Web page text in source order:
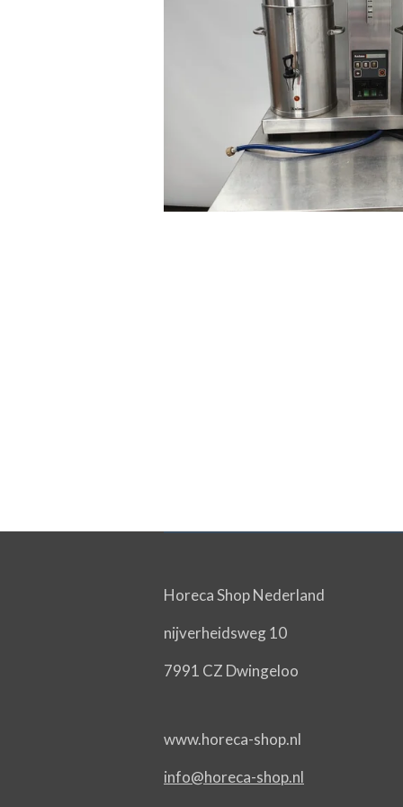
Horeca Shop Nederland
nijverheidsweg 10
7991 CZ Dwingeloo
www.horeca-shop.nl
info@horeca-shop.nl